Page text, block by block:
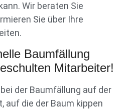
Wir beraten Sie
Sie über Ihre
Baumfällung
Mitarbeiter!
der Baumfällung auf der
auf die der Baum kippen